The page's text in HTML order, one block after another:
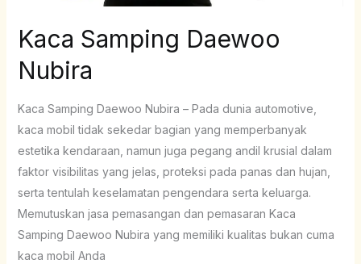
Kaca Samping Daewoo
Nubira
Kaca Samping Daewoo Nubira – Pada dunia automotive,
kaca mobil tidak sekedar bagian yang memperbanyak
estetika kendaraan, namun juga pegang andil krusial dalam
faktor visibilitas yang jelas, proteksi pada panas dan hujan,
serta tentulah keselamatan pengendara serta keluarga.
Memutuskan jasa pemasangan dan pemasaran Kaca
Samping Daewoo Nubira yang memiliki kualitas bukan cuma
kaca mobil Anda